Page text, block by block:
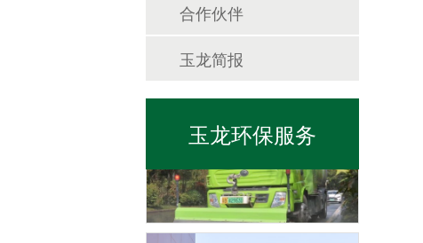
合作伙伴
玉龙简报
玉龙环保服务
市政管养一体化